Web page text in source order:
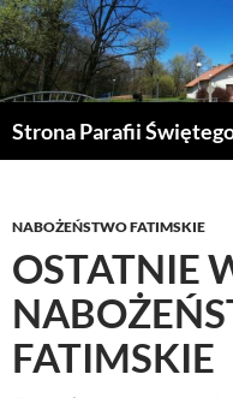
Przejdź
do
treści
NABOŻEŃSTWO FATIMSKIE
OSTATNIE
FATIMSKIE